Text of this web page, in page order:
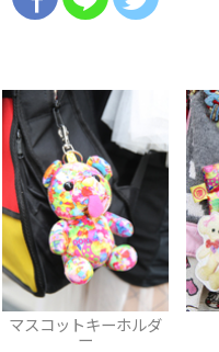
トートバッグ